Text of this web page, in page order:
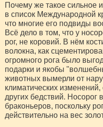
Почему же такое сильное
в список Международной
что многие его подвиды
Всё дело в том, что у
рог, не коровий. В нём
волокна, как
огромного рога было
подарки и якобы
животных вымерли от
климатических
других бедствий. Носорог
браконьеров, поскольку
действительно на вес